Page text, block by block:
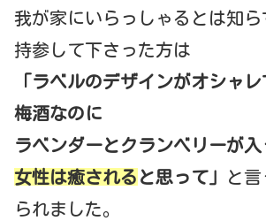
我が家にいらっしゃるとは知ら
持参して下さった方は
「ラベルのデザインがオシャレ
梅酒なのに
ラベンダーとクランベリーが
女性は癒される と思って」
と
られました。